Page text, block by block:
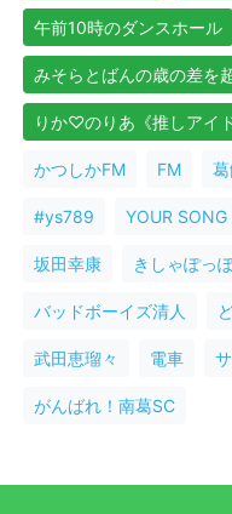
午前10時のダンスホール
みそらとばんの歳の差を
りか♡のりあ《推しアイ
かつしかFM FM
#ys789 YOUR SONG
坂田幸康 きしゃぽっ
バッドボーイズ清人
武田恵瑠々 電車
がんばれ！南葛SC